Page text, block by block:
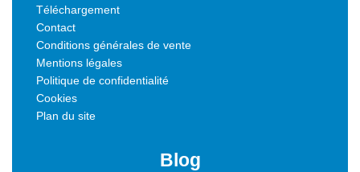
Téléchargement
Contact
Conditions générales de vente
Mentions légales
Politique de confidentialité
Cookies
Plan du site
Blog